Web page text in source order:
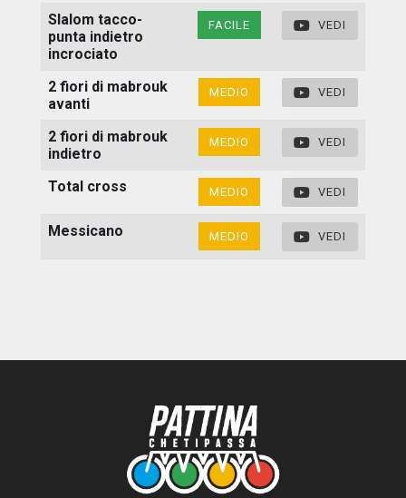
Slalom tacco-
punta indietro
incrociato
FACILE VEDI
2 fiori di mabrouk
avanti
MEDIO VEDI
2 fiori di mabrouk
indietro
MEDIO VEDI
Total cross MEDIO VEDI
Messicano MEDIO VEDI